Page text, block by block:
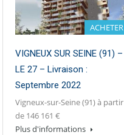
ACHETER
VIGNEUX SUR SEINE (91) –
LE 27 – Livraison :
Septembre 2022
Vigneux-sur-Seine (91) à partir
de 146 161 €
Plus d'informations